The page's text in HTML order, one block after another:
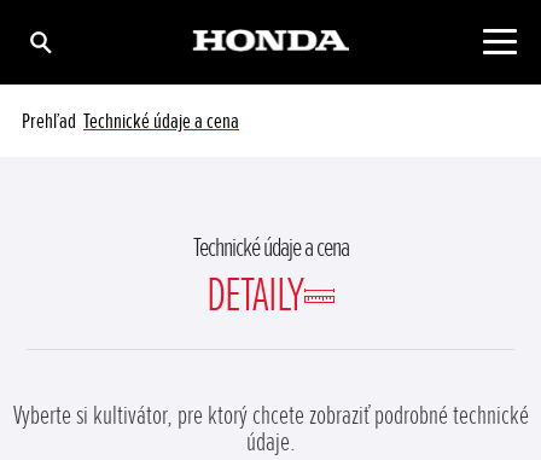
Prehľad Technické údaje a cena
Technické údaje a cena
DETAILY
Vyberte si kultivátor, pre ktorý chcete zobraziť podrobné technické
údaje.